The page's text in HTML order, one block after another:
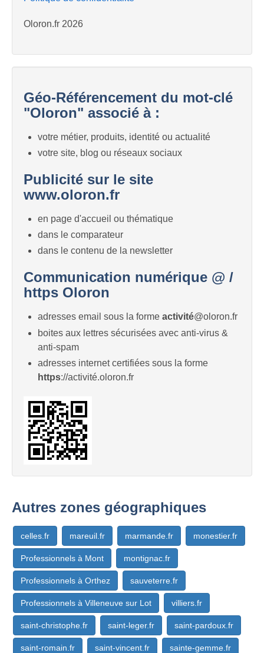
Oloron.fr 2026
Géo-Référencement du mot-clé
"Oloron" associé à :
votre métier, produits, identité ou actualité
votre site, blog ou réseaux sociaux
Publicité sur le site
www.oloron.fr
en page d'accueil ou thématique
dans le comparateur
dans le contenu de la newsletter
Communication numérique @ /
https Oloron
adresses email sous la forme activité@oloron.fr
boites aux lettres sécurisées avec anti-virus &
anti-spam
adresses internet certifiées sous la forme
https://activité.oloron.fr
Autres zones géographiques
celles.fr mareuil.fr marmande.fr monestier.fr
Professionnels à Mont montignac.fr
Professionnels à Orthez sauveterre.fr
Professionnels à Villeneuve sur Lot villiers.fr
saint-christophe.fr saint-leger.fr saint-pardoux.fr
saint-romain.fr saint-vincent.fr sainte-gemme.fr